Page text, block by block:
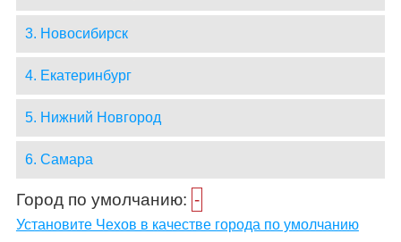
3. Новосибирск
4. Екатеринбург
5. Нижний Новгород
6. Самара
Город по умолчанию: -
Установите Чехов в качестве города по умолчанию